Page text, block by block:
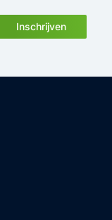
Inschrijven